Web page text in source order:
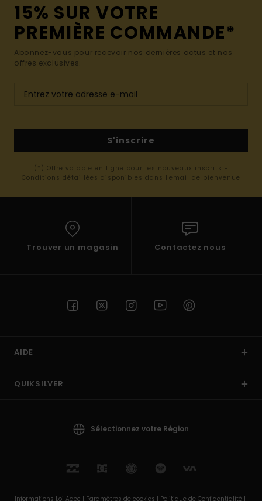
15% SUR VOTRE
PREMIÈRE COMMANDE*
Abonnez-vous pour recevoir nos dernières actus et nos
offres exclusives.
S'inscrire
(*) Offre valable en ligne pour les nouveaux inscrits -
Conditions détaillées disponibles dans l'email de bienvenue
Trouver un magasin Contactez nous
AIDE
QUIKSILVER
Sélectionnez votre Région
Informations Loi Agec | Paramètres de cookies | Politique de Confidentialité |